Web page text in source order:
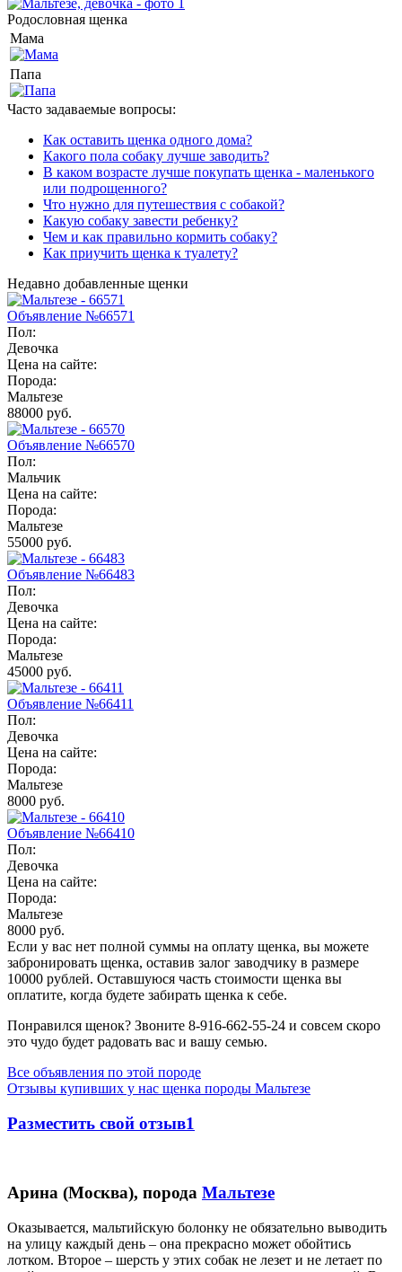
Родословная щенка
Мама
Папа
Часто задаваемые вопросы:
Как оставить щенка одного дома?
Какого пола собаку лучше заводить?
В каком возрасте лучше покупать щенка - маленького
или подрощенного?
Что нужно для путешествия с собакой?
Какую собаку завести ребенку?
Чем и как правильно кормить собаку?
Как приучить щенка к туалету?
Недавно добавленные щенки
Объявление №66571
Пол:
Девочка
Цена на сайте:
Порода:
Мальтезе
88000 руб.
Объявление №66570
Пол:
Мальчик
Цена на сайте:
Порода:
Мальтезе
55000 руб.
Объявление №66483
Пол:
Девочка
Цена на сайте:
Порода:
Мальтезе
45000 руб.
Объявление №66411
Пол:
Девочка
Цена на сайте:
Порода:
Мальтезе
8000 руб.
Объявление №66410
Пол:
Девочка
Цена на сайте:
Порода:
Мальтезе
8000 руб.
Если у вас нет полной суммы на оплату щенка, вы можете
забронировать щенка, оставив залог заводчику в размере
10000 рублей. Оставшуюся часть стоимости щенка вы
оплатите, когда будете забирать щенка к себе.
Понравился щенок? Звоните 8-916-662-55-24 и совсем скоро
это чудо будет радовать вас и вашу семью.
Все объявления по этой породе
Отзывы купивших у нас щенка породы Мальтезе
Разместить свой отзыв1
Арина (Москва), порода Мальтезе
Оказывается, мальтийскую болонку не обязательно выводить
на улицу каждый день – она прекрасно может обойтись
лотком. Второе – шерсть у этих собак не лезет и не летает по